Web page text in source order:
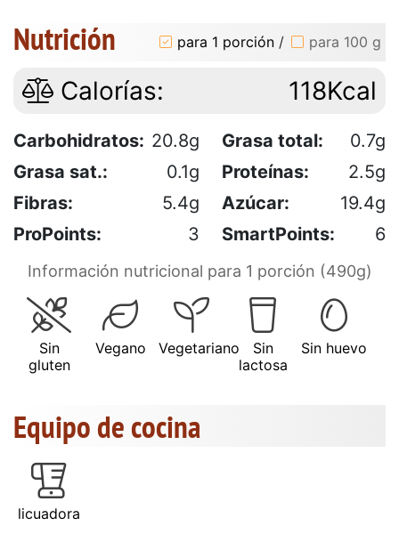
Nutrición para 1 porción / para 100 g
Calorías: 118Kcal
Carbohidratos: 20.8g Grasa total:
0.7g
Grasa sat.:
0.1g Proteínas:
2.5g
Fibras:
5.4g Azúcar:
19.4g
ProPoints:
3 SmartPoints: 6
Información nutricional para 1 porción (490g)
Sin
gluten
Vegano Vegetariano
Sin
lactosa
Sin huevo
Equipo de cocina
licuadora